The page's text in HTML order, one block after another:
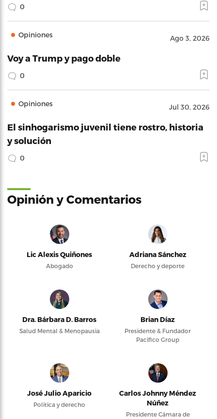
0
Opiniones Ago 3, 2026
Voy a Trump y pago doble
0
Opiniones Jul 30, 2026
El sinhogarismo juvenil tiene rostro, historia
y solución
0
Opinión y Comentarios
Lic Alexis Quiñones
Abogado
Adriana Sánchez
Derecho y deporte
Dra. Bárbara D. Barros
Salud Mental & Menopausia
Brian Díaz
Presidente & Fundador
Pacifico Group
José Julio Aparicio
Política y derecho
Carlos Johnny Méndez
Núñez
Presidente Cámara de